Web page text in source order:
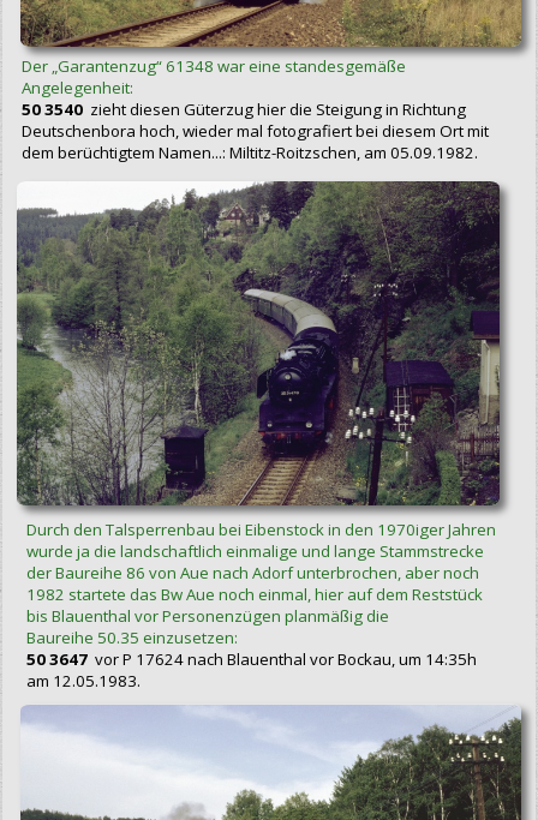
Der „Garantenzug“ 61348 war eine standesgemäße
Angelegenheit:
50 3540 zieht diesen Güterzug hier die Steigung in Richtung
Deutschenbora hoch, wieder mal fotografiert bei diesem Ort mit
dem berüchtigtem Namen...: Miltitz-Roitzschen, am 05.09.1982.
Durch den Talsperrenbau bei Eibenstock in den 1970iger Jahren
wurde ja die landschaftlich einmalige und lange Stammstrecke
der Baureihe 86 von Aue nach Adorf unterbrochen, aber noch
1982 startete das Bw Aue noch einmal, hier auf dem Reststück
bis Blauenthal vor Personenzügen planmäßig die
Baureihe 50.35 einzusetzen:
50 3647vor P 17624 nach Blauenthal vor Bockau, um 14:35h
am 12.05.1983.